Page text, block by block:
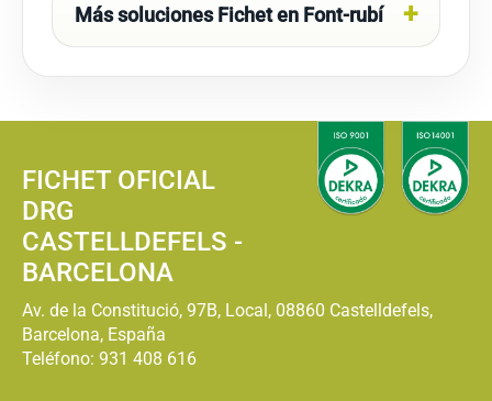
Más soluciones Fichet en Font-rubí
FICHET OFICIAL
DRG
CASTELLDEFELS -
BARCELONA
Av. de la Constitució, 97B, Local, 08860 Castelldefels,
Barcelona, España
Teléfono: 931 408 616